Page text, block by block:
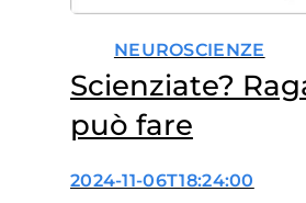
NEUROSCIENZE
Scienziate?
può fare
2024-11-06T18:24:00